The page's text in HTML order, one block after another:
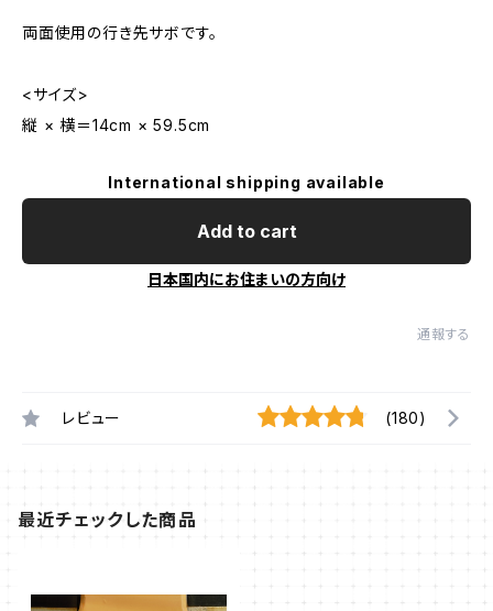
両面使用の行き先サボです。
<サイズ>
縦 × 横＝14cm × 59.5cm
International shipping available
Add to cart
日本国内にお住まいの方向け
通報する
レビュー (180)
最近チェックした商品